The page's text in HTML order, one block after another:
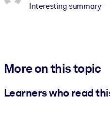
Interesting summary
More on this topic
Learners who read